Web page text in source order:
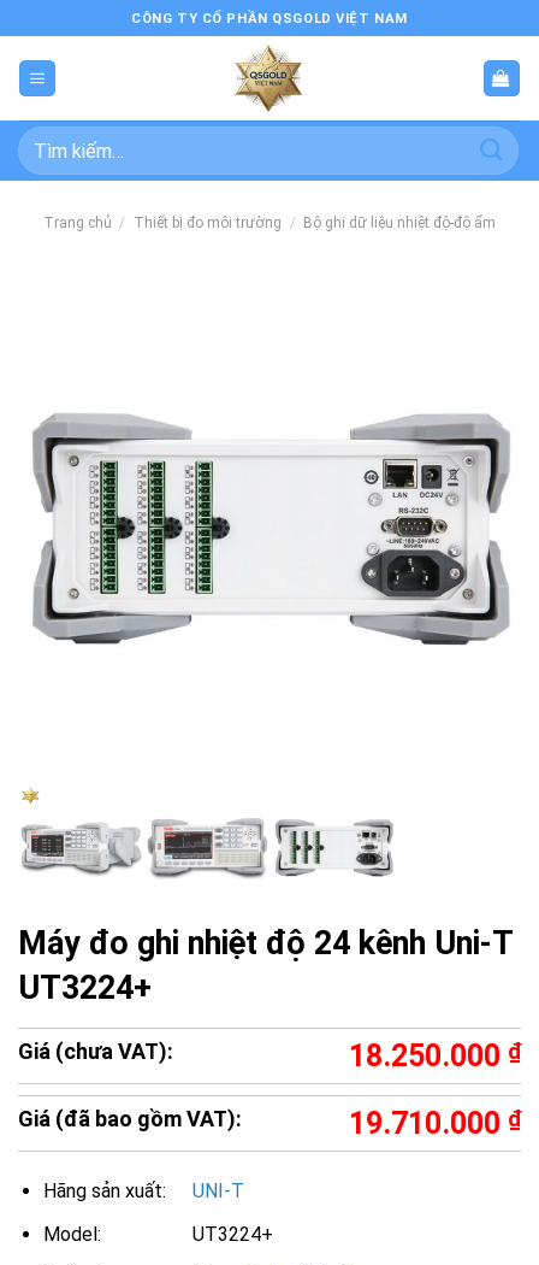
qua
dung
CÔNG TY CỔ PHẦN QSGOLD VIỆT NAM
Tìm
kiếm:
Trang chủ / Thiết bị đo môi trường / Bộ ghi dữ liệu nhiệt độ-độ ẩm
Máy đo ghi nhiệt độ 24 kênh Uni-T
UT3224+
Giá (chưa VAT): 18.250.000 ₫
Giá (đã bao gồm VAT): 19.710.000 ₫
Hãng sản xuất:
UNI-T
Model:
UT3224+